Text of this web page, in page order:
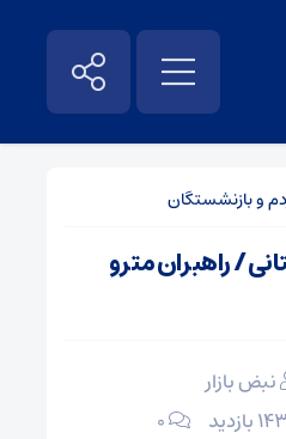
و بازنشستگان
/ راهبران مترو
نبض بازار
۰